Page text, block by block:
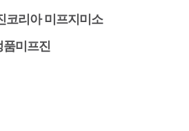
코리아 미프지미소
품미프진